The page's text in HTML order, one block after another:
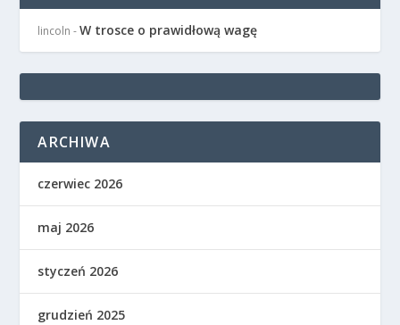
lincoln -W trosce o prawidłową wagę
ARCHIWA
czerwiec 2026
maj 2026
styczeń 2026
grudzień 2025